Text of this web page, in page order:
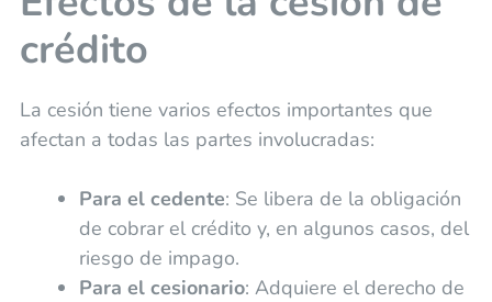
crédito
La cesión tiene varios efectos importantes que
afectan a todas las partes involucradas:
Para el cedente: Se libera de la obligación
de cobrar el crédito y, en algunos casos, del
riesgo de impago.
Para el cesionario: Adquiere el derecho de